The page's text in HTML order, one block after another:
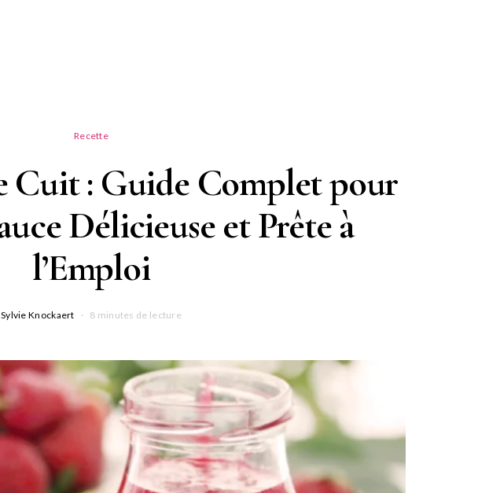
Recette
Cuit : Guide Complet pour
Délicieuse et Prête à
l’Emploi
Sylvie Knockaert 8 minutes de lecture